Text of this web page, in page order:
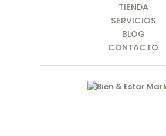
TIENDA
SERVICIOS
BLOG
CONTACTO